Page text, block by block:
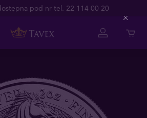
pod nr tel. 22 114 00 20
Close